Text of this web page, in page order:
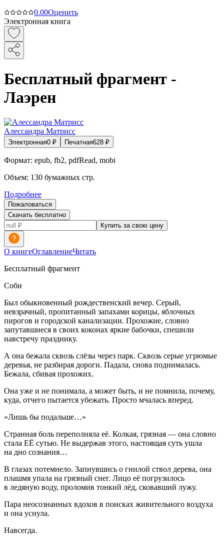
0.00Оценить
Электронная книга
Бесплатный фрагмент -
Лаэрен
Алессандра Матрисс
Электронная0 ₽ Печатная628 ₽
Формат: epub, fb2, pdfRead, mobi
Объем: 130 бумажных стр.
Подробнее
Пожаловаться
Скачать бесплатно
Купить за свою цену
О книгеОглавлениеЧитать
Бесплатный фрагмент
Соби
Был обыкновенный рождественский вечер. Серый,
невзрачный, пропитанный запахами корицы, яблочных
пирогов и городской канализации. Прохожие, словно
запутавшиеся в своих коконах яркие бабочки, спешили
навстречу празднику.
А она бежала сквозь слёзы через парк. Сквозь серые угрюмые
деревья, не разбирая дороги. Падала, снова поднималась.
Бежала, сбивая прохожих.
Она уже и не понимала, а может быть, и не помнила, почему,
куда, отчего пытается убежать. Просто мчалась вперед.
«Лишь бы подальше…»
Странная боль переполняла её. Колкая, грязная — она словно
стала ЕЁ сутью. Не выдержав этого, настоящая суть ушла
на дно сознания…
В глазах потемнело. Запнувшись о гнилой ствол дерева, она
плашмя упала на грязный снег. Лицо её погрузилось
в ледяную воду, проломив тонкий лёд, сковавший лужу.
Пара неосознанных вдохов в поисках живительного воздуха
и она уснула.
Навсегда.